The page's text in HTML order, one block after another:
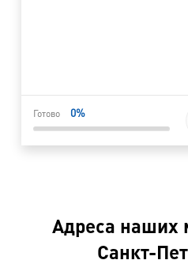
Готово 0%
Адреса наших
Санкт-